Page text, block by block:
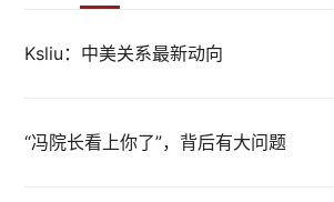
Ksliu：中美关系最新动向
“冯院长看上你了”，背后有大问题